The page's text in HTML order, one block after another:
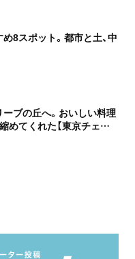
8スポット。都市と土、中
ブの丘へ。おいしい料理
めてくれた【東京チェン